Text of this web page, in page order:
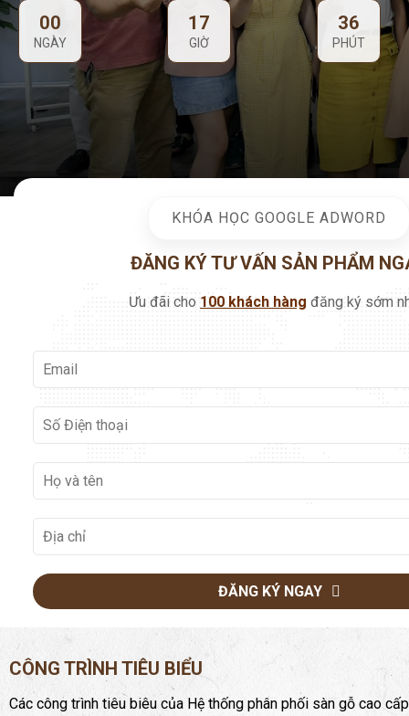
00
NGÀY
17
GIỜ
36
PHÚT
KHÓA HỌC GOOGLE ADWORD
ĐĂNG KÝ TƯ VẤN SẢN PHẨM
Ưu đãi cho 100 khách hàng đăng ký sớm
ĐĂNG KÝ NGAY
CÔNG TRÌNH TIÊU BIỂU
Các công trình tiêu biêu của Hệ thống phân phối sàn gỗ cao